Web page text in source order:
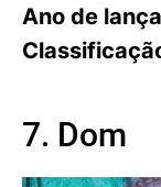
Ano de
7. Dom